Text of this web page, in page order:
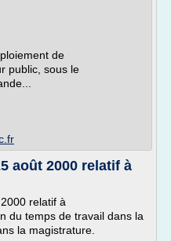
de
public, sous le
août 2000 relatif à
relatif à
du temps de travail dans la
la magistrature.